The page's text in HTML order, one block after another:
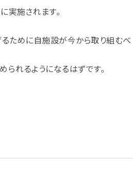
実施されます。
ために自施設が今から取り組むべ
れるようになるはずです。